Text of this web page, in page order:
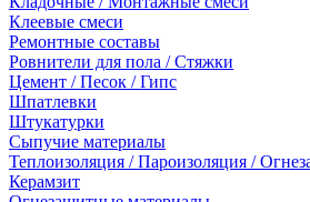
Клеевые смеси
Ремонтные составы
Ровнители для пола / Стяжки
Цемент / Песок / Гипс
Шпатлевки
Штукатурки
Сыпучие материалы
Теплоизоляция / Пароизоляция /
Керамзит